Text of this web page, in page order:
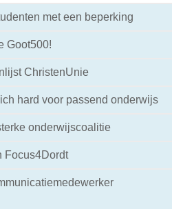
met een beperking
Goot500!
ChristenUnie
hard voor passend onderwijs
onderwijscoalitie
Focus4Dordt